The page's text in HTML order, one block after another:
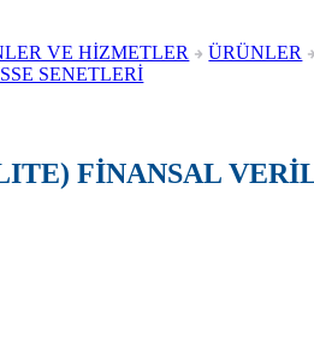
VE HİZMETLER ÜRÜNLER
SENETLERİ
FİNANSAL